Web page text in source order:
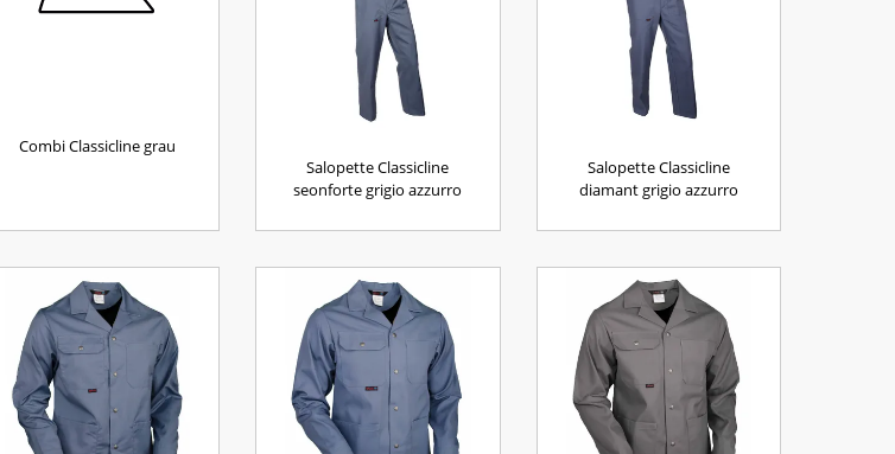
Combi Classicline grau
Salopette Classicline
seonforte grigio azzurro
Salopette Classicline
diamant grigio azzurro